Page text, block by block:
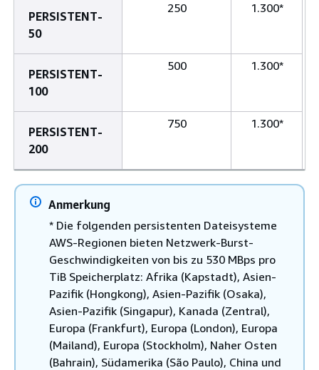
PERSISTENT-
50
250 1.300*
PERSISTENT-
100
500 1.300*
PERSISTENT-
200
750 1.300*
Anmerkung
* Die folgenden persistenten Dateisysteme
AWS-Regionen bieten Netzwerk-Burst-
Geschwindigkeiten von bis zu 530 MBps pro
TiB Speicherplatz: Afrika (Kapstadt), Asien-
Pazifik (Hongkong), Asien-Pazifik (Osaka),
Asien-Pazifik (Singapur), Kanada (Zentral),
Europa (Frankfurt), Europa (London), Europa
(Mailand), Europa (Stockholm), Naher Osten
(Bahrain), Südamerika (São Paulo), China und